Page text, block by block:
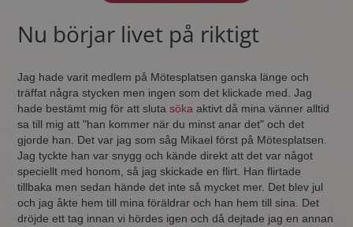
Nu börjar livet på riktigt
Jag hade varit medlem på Mötesplatsen ganska länge och
träffat några stycken men ingen som det klickade med. Jag
hade bestämt mig för att slutasöka aktivt då mina vänner alltid
sa till mig att "han kommer när du minst anar det" och det
gjorde han. Det var jag som såg Mikael först på Mötesplatsen.
Jag tyckte han var snygg och kände direkt att det var något
speciellt med honom, så jag skickade en flirt. Han flirtade
tillbaka men sedan hände det inte så mycket mer. Det blev jul
och jag åkte hem till mina föräldrar och han hem till sina. Det
dröjde ett tag innan vi hördes igen och då dejtade jag en annan